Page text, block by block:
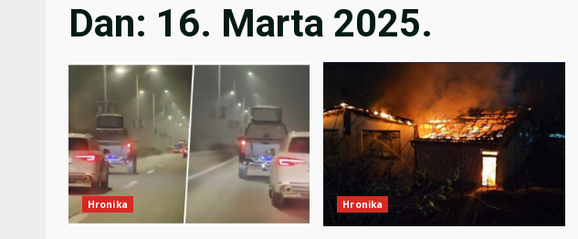
Dan: 16. Marta 2025.
Hronika Hronika